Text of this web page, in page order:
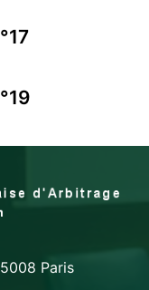
Paris